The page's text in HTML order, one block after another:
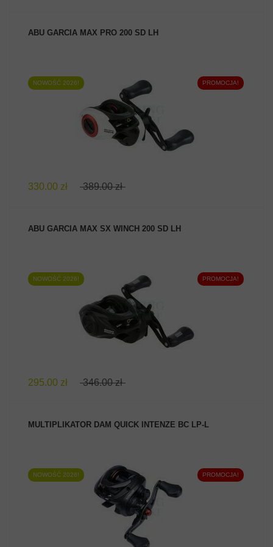
ABU GARCIA MAX PRO 200 SD LH
ZOBACZ PRODUKT
NOWOŚĆ 2026! PROMOCJA!
330.00 zł 389.00 zł
ABU GARCIA MAX SX WINCH 200 SD LH
ZOBACZ PRODUKT
NOWOŚĆ 2026! PROMOCJA!
295.00 zł 346.00 zł
MULTIPLIKATOR DAM QUICK INTENZE BC LP-L
ZOBACZ PRODUKT
NOWOŚĆ 2026! PROMOCJA!